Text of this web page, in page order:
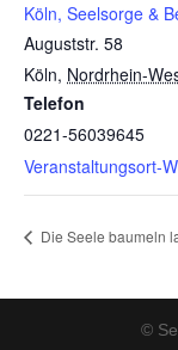
Köln, Seelsorge &
Auguststr. 58
Köln, Nordrhein-
Telefon
0221-56039645
Veranstaltungsort-
Die Seele baumeln
©